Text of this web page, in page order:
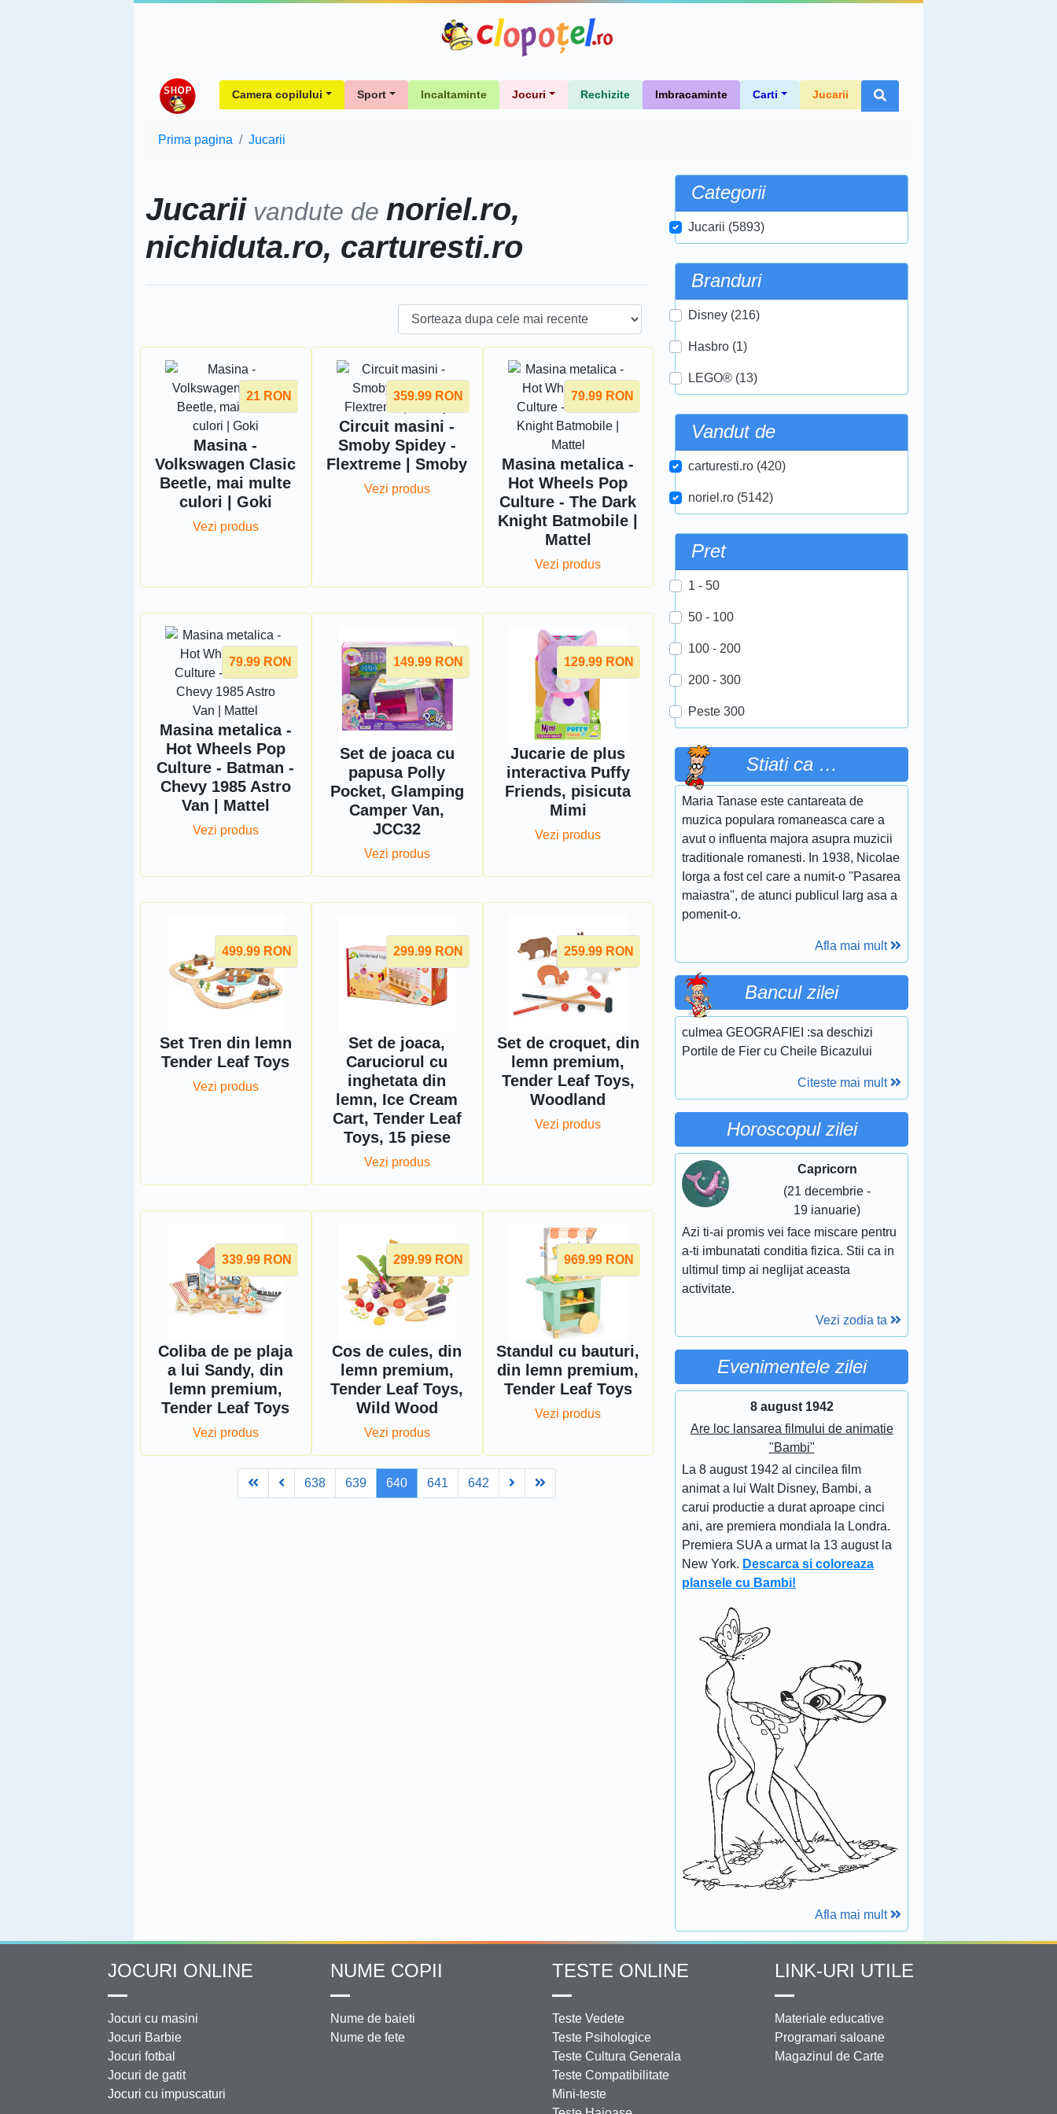
Camera copilului Sport Incaltaminte Jocuri Rechizite Imbracaminte Carti Jucarii
Prima pagina Jucarii
Jucarii vandute de noriel.ro,
nichiduta.ro, carturesti.ro
21 RON
Masina -
Volkswagen Clasic
Beetle, mai multe
culori | Goki
Vezi produs
359.99 RON
Circuit masini -
Smoby Spidey -
Flextreme | Smoby
Vezi produs
79.99 RON
Masina metalica -
Hot Wheels Pop
Culture - The Dark
Knight Batmobile |
Mattel
Vezi produs
79.99 RON
Masina metalica -
Hot Wheels Pop
Culture - Batman -
Chevy 1985 Astro
Van | Mattel
Vezi produs
149.99 RON
Set de joaca cu
papusa Polly
Pocket, Glamping
Camper Van,
JCC32
Vezi produs
129.99 RON
Jucarie de plus
interactiva Puffy
Friends, pisicuta
Mimi
Vezi produs
499.99 RON
Set Tren din lemn
Tender Leaf Toys
Vezi produs
299.99 RON
Set de joaca,
Caruciorul cu
inghetata din
lemn, Ice Cream
Cart, Tender Leaf
Toys, 15 piese
Vezi produs
259.99 RON
Set de croquet, din
lemn premium,
Tender Leaf Toys,
Woodland
Vezi produs
339.99 RON
Coliba de pe plaja
a lui Sandy, din
lemn premium,
Tender Leaf Toys
Vezi produs
299.99 RON
Cos de cules, din
lemn premium,
Tender Leaf Toys,
Wild Wood
Vezi produs
969.99 RON
Standul cu bauturi,
din lemn premium,
Tender Leaf Toys
Vezi produs
FirstPrev638 639 640 641 642 Next
Categorii
Jucarii (5893)
Branduri
Disney (216)
Hasbro (1)
LEGO® (13)
Vandut de
carturesti.ro (420)
noriel.ro (5142)
Pret
1 - 50
50 - 100
100 - 200
200 - 300
Peste 300
Stiati ca …
Maria Tanase este cantareata de
muzica populara romaneasca care a
avut o influenta majora asupra muzicii
traditionale romanesti. In 1938, Nicolae
Iorga a fost cel care a numit-o ''Pasarea
maiastra'', de atunci publicul larg asa a
pomenit-o.
Afla mai mult
Bancul zilei
culmea GEOGRAFIEI :sa deschizi
Portile de Fier cu Cheile Bicazului
Citeste mai mult
Horoscopul zilei
Capricorn
(21 decembrie -
19 ianuarie)
Azi ti-ai promis vei face miscare pentru
a-ti imbunatati conditia fizica. Stii ca in
ultimul timp ai neglijat aceasta
activitate.
Vezi zodia ta
Evenimentele zilei
8 august 1942
Are loc lansarea filmului de animatie
"Bambi"
La 8 august 1942 al cincilea film
animat a lui Walt Disney, Bambi, a
carui productie a durat aproape cinci
ani, are premiera mondiala la Londra.
Premiera SUA a urmat la 13 august la
New York. Descarca si coloreaza
plansele cu Bambi!
Afla mai mult
JOCURI ONLINE
Jocuri cu masini
Jocuri Barbie
Jocuri fotbal
Jocuri de gatit
Jocuri cu impuscaturi
NUME COPII
Nume de baieti
Nume de fete
TESTE ONLINE
Teste Vedete
Teste Psihologice
Teste Cultura Generala
Teste Compatibilitate
Mini-teste
LINK-URI UTILE
Materiale educative
Programari saloane
Magazinul de Carte